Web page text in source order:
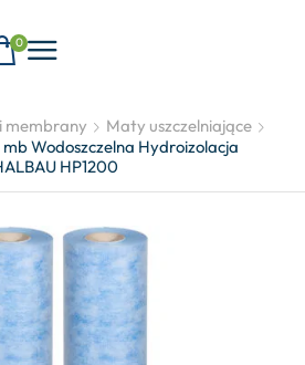
0
membrany
Maty uszczelniające
Wodoszczelna Hydroizolacja
HP1200